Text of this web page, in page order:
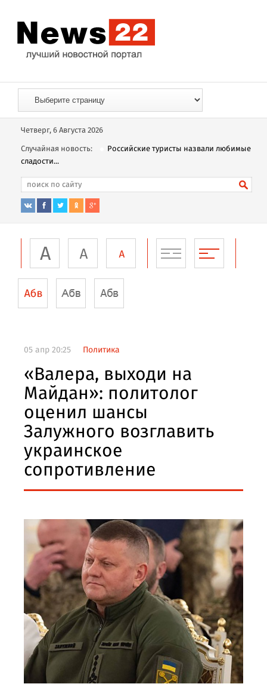
Четверг, 6 Августа 2026
Случайная новость:
Российские туристы назвали любимые
сладости...
05 апр 20:25 Политика
«Валера, выходи на
Майдан»: политолог
оценил шансы
Залужного возглавить
украинское
сопротивление